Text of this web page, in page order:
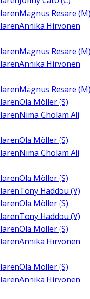
Magnus Resare (M)
Annika Hirvonen
Magnus Resare (M)
Annika Hirvonen
Magnus Resare (M)
Ola Möller (S)
Nima Gholam Ali
Ola Möller (S)
Nima Gholam Ali
Ola Möller (S)
Tony Haddou (V)
Ola Möller (S)
Tony Haddou (V)
Ola Möller (S)
Annika Hirvonen
Ola Möller (S)
Annika Hirvonen